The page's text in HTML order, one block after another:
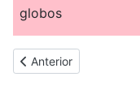
globos
Artículo anterior:
Anterior